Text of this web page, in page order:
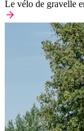
Le vélo de gravelle